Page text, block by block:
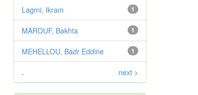
1
Lagmi, Ikram
1
MAROUF, Bakhta
1
MEHELLOU, Badr Eddine
. next >